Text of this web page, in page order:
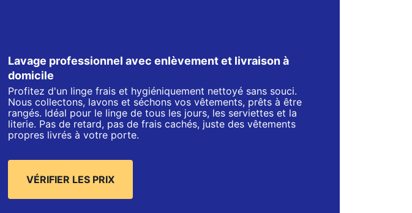
Lavage professionnel avec enlèvement et livraison à
domicile
Profitez d'un linge frais et hygiéniquement nettoyé sans souci.
Nous collectons, lavons et séchons vos vêtements, prêts à être
rangés. Idéal pour le linge de tous les jours, les serviettes et la
literie. Pas de retard, pas de frais cachés, juste des vêtements
propres livrés à votre porte.
VÉRIFIER LES PRIX